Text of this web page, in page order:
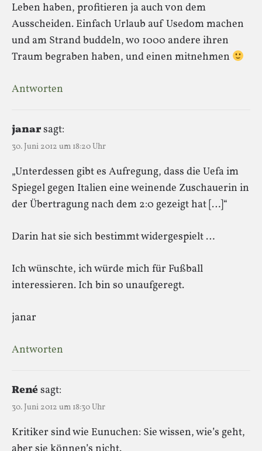
Leben haben, profitieren ja auch von dem
Ausscheiden. Einfach Urlaub auf Usedom machen
und am Strand buddeln, wo 1000 andere ihren
Traum begraben haben, und einen mitnehmen
Antworten
janarsagt:
30. Juni 2012 um 18:20 Uhr
„Unterdessen gibt es Aufregung, dass die Uefa im
Spiegel gegen Italien eine weinende Zuschauerin in
der Übertragung nach dem 2:0 gezeigt hat […]“
Darin hat sie sich bestimmt widergespielt …
Ich wünschte, ich würde mich für Fußball
interessieren. Ich bin so unaufgeregt.
janar
Antworten
Renésagt:
30. Juni 2012 um 18:30 Uhr
Kritiker sind wie Eunuchen: Sie wissen, wie’s geht,